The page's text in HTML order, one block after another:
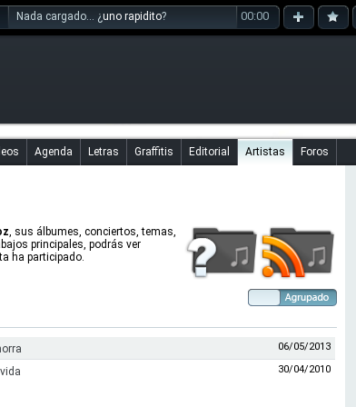
Nada cargado... ¿uno rapidito? 00:00
Agenda Letras Graffitis Editorial Artistas Foros
, sus álbumes, conciertos, temas,
principales, podrás ver
ha participado.
06/05/2013
30/04/2010